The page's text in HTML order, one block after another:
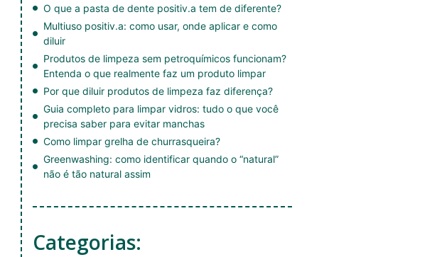
O que a pasta de dente positiv.a tem de diferente?
Multiuso positiv.a: como usar, onde aplicar e como
diluir
Produtos de limpeza sem petroquímicos funcionam?
Entenda o que realmente faz um produto limpar
Por que diluir produtos de limpeza faz diferença?
Guia completo para limpar vidros: tudo o que você
precisa saber para evitar manchas
Como limpar grelha de churrasqueira?
Greenwashing: como identificar quando o “natural”
não é tão natural assim
Categorias: